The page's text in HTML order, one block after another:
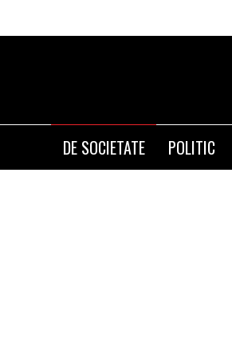
DE SOCIETATE POLITIC